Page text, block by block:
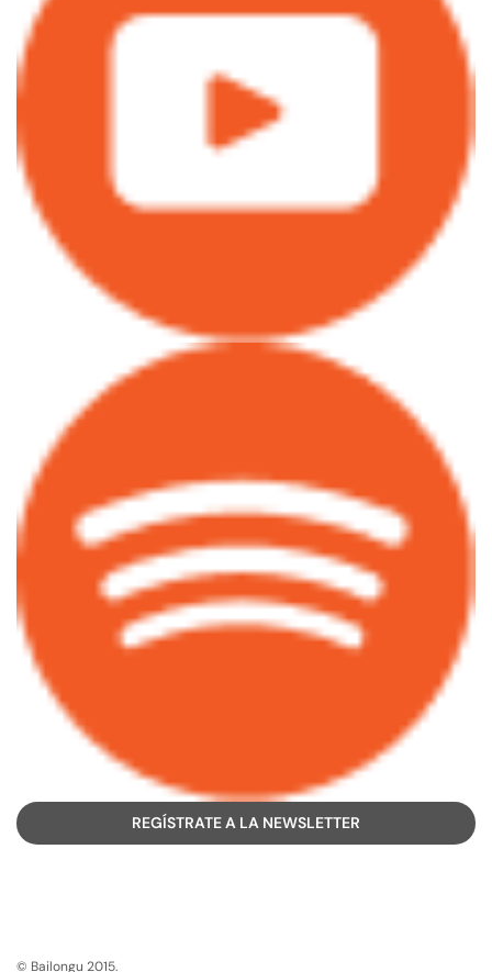
REGÍSTRATE A LA NEWSLETTER
© Bailongu 2015.